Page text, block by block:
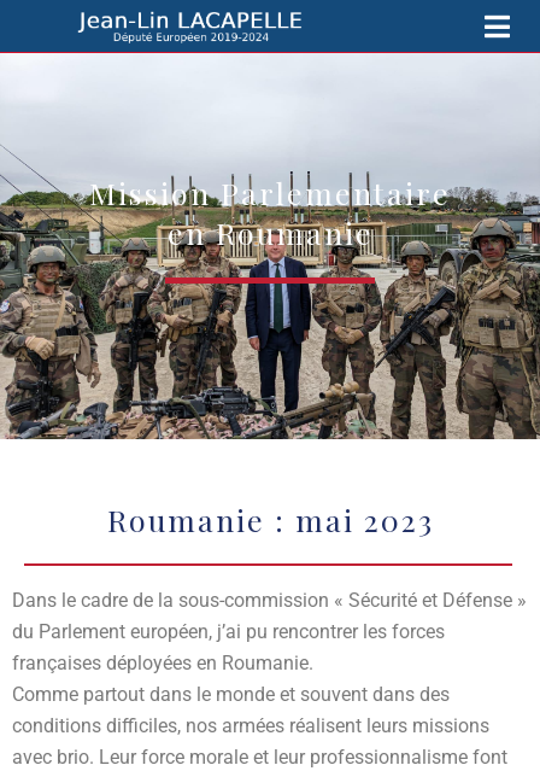
Mission Parlementaire
en Roumanie
Roumanie : mai 2023
Dans le cadre de la sous-commission « Sécurité et Défense »
du Parlement européen, j’ai pu rencontrer les forces
françaises déployées en Roumanie.
Comme partout dans le monde et souvent dans des
conditions difficiles, nos armées réalisent leurs missions
avec brio. Leur force morale et leur professionnalisme font